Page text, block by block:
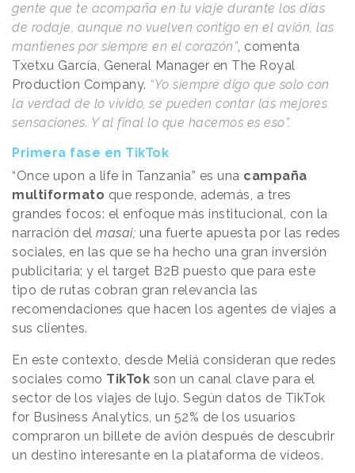
gente que te acompaña en tu viaje durante los días
de rodaje, aunque no vuelven contigo en el avión, las
mantienes por siempre en el corazón”, comenta
Txetxu García, General Manager en The Royal
Production Company. “Yo siempre digo que solo con
la verdad de lo vivido, se pueden contar las mejores
sensaciones. Y al final lo que hacemos es eso”.
Primera fase en TikTok
“Once upon a life in Tanzania” es una campaña
multiformato que responde, además, a tres
grandes focos: el enfoque más institucional, con la
narración del masai; una fuerte apuesta por las redes
sociales, en las que se ha hecho una gran inversión
publicitaria; y el target B2B puesto que para este
tipo de rutas cobran gran relevancia las
recomendaciones que hacen los agentes de viajes a
sus clientes.
En este contexto, desde Meliá consideran que redes
sociales como TikTok son un canal clave para el
sector de los viajes de lujo. Según datos de TikTok
for Business Analytics, un 52% de los usuarios
compraron un billete de avión después de descubrir
un destino interesante en la plataforma de vídeos.